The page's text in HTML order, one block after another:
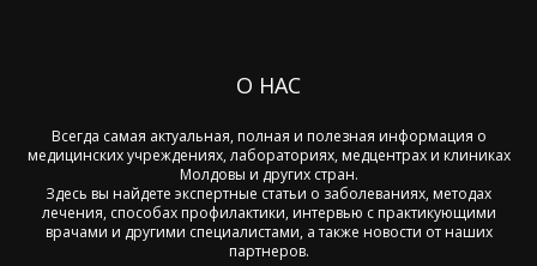
О НАС
Всегда самая актуальная, полная и полезная информация о
медицинских учреждениях, лабораториях, медцентрах и клиниках
Молдовы и других стран.
Здесь вы найдете экспертные статьи о заболеваниях, методах
лечения, способах профилактики, интервью с практикующими
врачами и другими специалистами, а также новости от наших
партнеров.